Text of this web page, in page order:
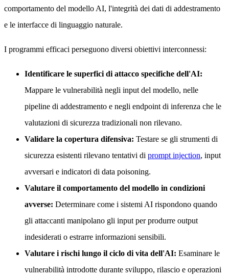
comportamento del modello AI, l'integrità dei dati di addestramento
e le interfacce di linguaggio naturale.
I programmi efficaci perseguono diversi obiettivi interconnessi:
Identificare le superfici di attacco specifiche dell'AI:
Mappare le vulnerabilità negli input del modello, nelle
pipeline di addestramento e negli endpoint di inferenza che le
valutazioni di sicurezza tradizionali non rilevano.
Validare la copertura difensiva: Testare se gli strumenti di
sicurezza esistenti rilevano tentativi di prompt injection, input
avversari e indicatori di data poisoning.
Valutare il comportamento del modello in condizioni
avverse: Determinare come i sistemi AI rispondono quando
gli attaccanti manipolano gli input per produrre output
indesiderati o estrarre informazioni sensibili.
Valutare i rischi lungo il ciclo di vita dell'AI: Esaminare le
vulnerabilità introdotte durante sviluppo, rilascio e operazioni